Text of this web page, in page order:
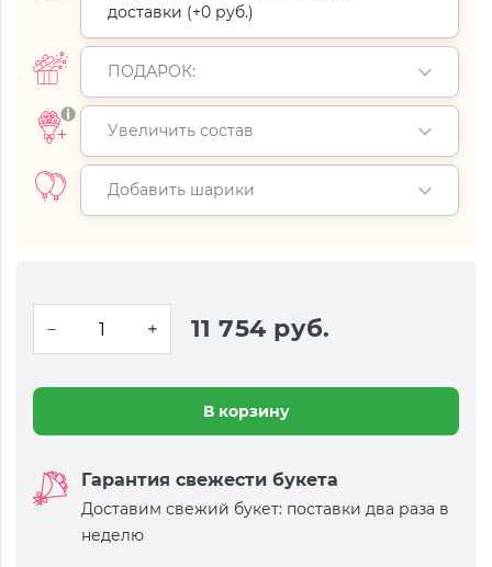
доставки (+0 руб.)
ПОДАРОК:
Увеличить состав
Добавить шарики
11 754 руб.
В корзину
Гарантия свежести букета
Доставим свежий букет: поставки два раза в
неделю